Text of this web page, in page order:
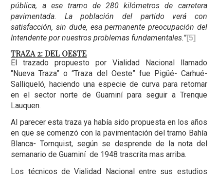
pública, a ese tramo de 280 kilómetros de carretera
pavimentada. La población del partido verá con
satisfacción, sin dude, esa permanente preocupación del
Intendente por nuestros problemas fundamentales.”[5]
TRAZA 2: DEL OESTE
El trazado propuesto por Vialidad Nacional llamado
“Nueva Traza” o “Traza del Oeste” fue Pigüé- Carhué-
Salliqueló, haciendo una especie de curva para retomar
en el sector norte de Guaminí para seguir a Trenque
Lauquen.
Al parecer esta traza ya había sido propuesta en los años
en que se comenzó con la pavimentación del tramo Bahía
Blanca- Tornquist, según se desprende de la nota del
semanario de Guaminí de 1948 trascrita mas arriba.
Los técnicos de Vialidad Nacional entre sus estudios